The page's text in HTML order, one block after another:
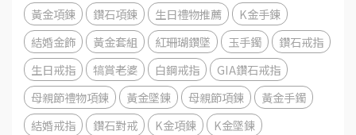
黃金項鍊
鑽石項鍊 生日禮物推薦
K金手鍊
結婚金飾
黃金套組 紅珊瑚鑽墜 玉手鐲
鑽石戒指
生日戒指
犒賞老婆 白鋼戒指
GIA鑽石戒指
母親節禮物項鍊
黃金墜鍊 母親節項鍊
黃金手鐲
結婚戒指
鑽石對戒 K金項鍊
K金墜鍊